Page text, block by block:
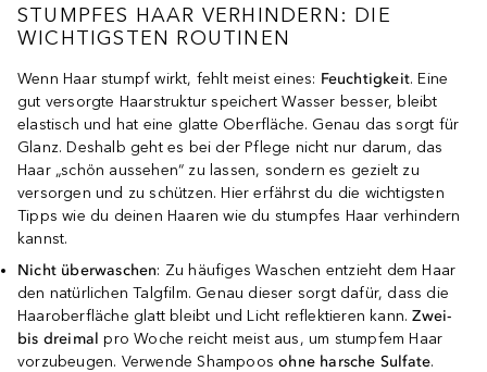
STUMPFES HAAR VERHINDERN: DIE
WICHTIGSTEN ROUTINEN
Wenn Haar stumpf wirkt, fehlt meist eines: Feuchtigkeit. Eine
gut versorgte Haarstruktur speichert Wasser besser, bleibt
elastisch und hat eine glatte Oberfläche. Genau das sorgt für
Glanz. Deshalb geht es bei der Pflege nicht nur darum, das
Haar „schön aussehen“ zu lassen, sondern es gezielt zu
versorgen und zu schützen. Hier erfährst du die wichtigsten
Tipps wie du deinen Haaren wie du stumpfes Haar verhindern
kannst.
Nicht überwaschen: Zu häufiges Waschen entzieht dem Haar
den natürlichen Talgfilm. Genau dieser sorgt dafür, dass die
Haaroberfläche glatt bleibt und Licht reflektieren kann.Zwei-
bis dreimalpro Woche reicht meist aus, um stumpfem Haar
vorzubeugen. Verwende Shampoosohne harsche Sulfate.